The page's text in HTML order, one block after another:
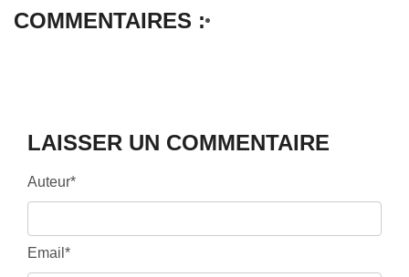
COMMENTAIRES :
LAISSER UN COMMENTAIRE
Auteur*
Email*